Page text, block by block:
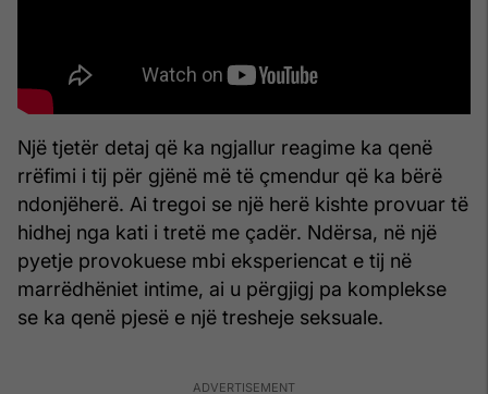
Një tjetër detaj që ka ngjallur reagime ka qenë
rrëfimi i tij për gjënë më të çmendur që ka bërë
ndonjëherë. Ai tregoi se një herë kishte provuar të
hidhej nga kati i tretë me çadër. Ndërsa, në një
pyetje provokuese mbi eksperiencat e tij në
marrëdhëniet intime, ai u përgjigj pa komplekse
se ka qenë pjesë e një tresheje seksuale.